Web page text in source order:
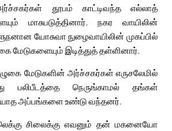
தூபம் காட்டிவந்த எல்லாத்
மாசுபடுத்தினார். நகர வாயிலின்
யோசுவா நுழைவாயிலின் முகப்பில்
மேடுகளையும் இடித்துத் தள்ளினார்.
மேடுகளின் அர்ச்சகர்கள் எருசலேமில்
பலிபீடத்தை நெருங்காமல் தங்கள்
அப்பங்களை உண்டு வந்தனர்.
சிலைக்கு எவனும் தன் மகனையோ